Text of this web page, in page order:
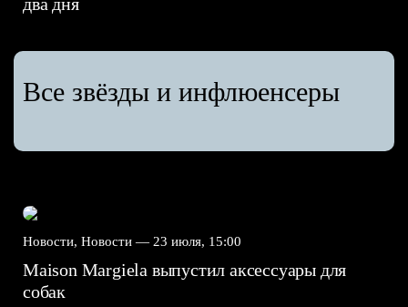
Все звёзды и инфлюенсеры
Новости, Новости — 23 июля, 15:00
Maison Margiela выпустил аксессуары для
собак